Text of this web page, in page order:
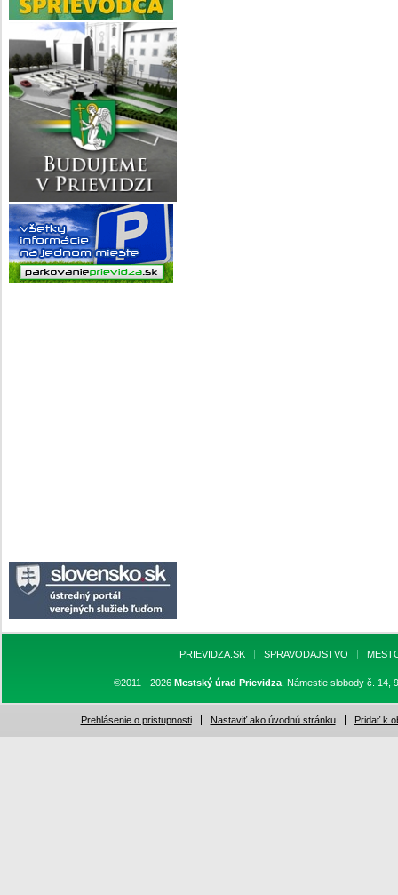
PRIEVIDZA.SK SPRAVODAJSTVO
©2011 - 2026 Mestský úrad Prievidza, Námestie slobody č. 14,
Prehlásenie o pristupnosti Nastaviť ako úvodnú stránku Pridať k